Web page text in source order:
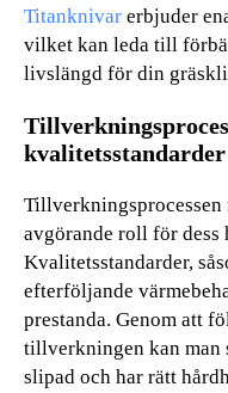
Titanknivar erbjuder
vilket kan leda till
livslängd för din
kvalitetsstandarder
avgörande roll för dess
Kvalitetsstandarder,
efterföljande
prestanda. Genom att
tillverkningen kan man
slipad och har rätt